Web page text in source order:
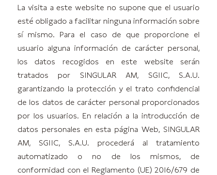
La visita a este website no supone que el usuario
esté obligado a facilitar ninguna información sobre
sí mismo. Para el caso de que proporcione el
usuario alguna información de carácter personal,
los datos recogidos en este website serán
tratados por SINGULAR AM, SGIIC, S.A.U.
garantizando la protección y el trato confidencial
de los datos de carácter personal proporcionados
por los usuarios. En relación a la introducción de
datos personales en esta página Web, SINGULAR
AM, SGIIC, S.A.U. procederá al tratamiento
automatizado o no de los mismos, de
conformidad con el Reglamento (UE) 2016/679 de